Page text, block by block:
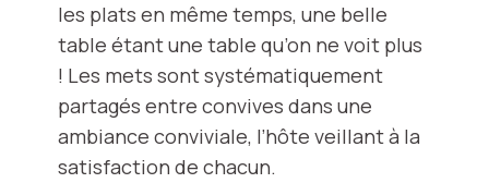
les plats en même temps, une belle
table étant une table qu’on ne voit plus
! Les mets sont systématiquement
partagés entre convives dans une
ambiance conviviale, l’hôte veillant à la
satisfaction de chacun.